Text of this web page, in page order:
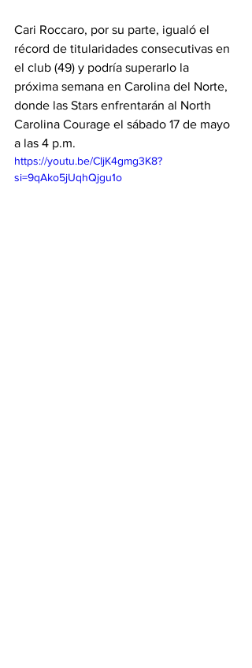
Cari Roccaro, por su parte, igualó el
récord de titularidades consecutivas en
el club (49) y podría superarlo la
próxima semana en Carolina del Norte,
donde las Stars enfrentarán al North
Carolina Courage el sábado 17 de mayo
a las 4 p.m.
https://youtu.be/CIjK4gmg3K8?
si=9qAko5jUqhQjgu1o